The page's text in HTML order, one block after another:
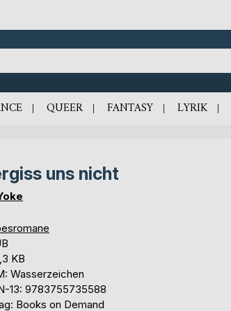
QUEER FANTASY LYRIK
uns nicht
KB
Wasserzeichen
13: 9783755735588
Books on Demand